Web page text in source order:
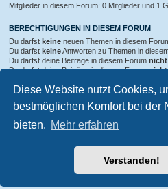
Diese Website nutzt Cookies,
bestmöglichen Komfort bei der
bieten. Mehr erfahren
Verstanden!
Mitglieder in diesem Forum: 0 Mitglieder und 1
BERECHTIGUNGEN IN DIESEM FORUM
Du darfst keine neuen Themen in diesem
Du darfst keineAntworten zu Themen in
Du darfst deine Beiträge in diesem Forum nicht
Du darfst deine Beiträge in diesem Forumnicht
Foren-Übersicht